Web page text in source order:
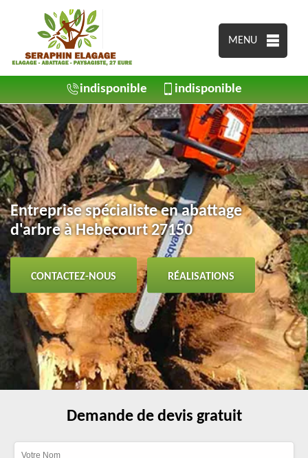
MENU
indisponible indisponible
Entreprise spécialiste en abattage
d'arbre à Hebecourt 27150
CONTACTEZ-NOUS RÉALISATIONS
Demande de devis gratuit